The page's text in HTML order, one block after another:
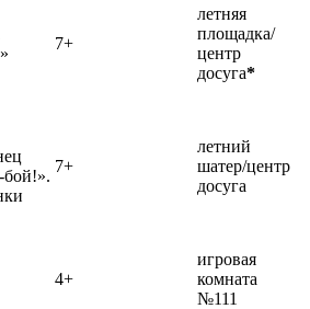
7+
летняя
площадка/
центр
досуга*
бой!».
7+
летний
шатер/центр
досуга
4+
игровая
комната
№111